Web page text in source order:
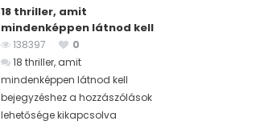
18 thriller, amit
mindenképpen látnod kell
138397
0
18 thriller, amit
mindenképpen látnod kell
bejegyzéshez a hozzászólások
lehetősége kikapcsolva